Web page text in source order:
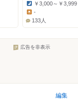
Dinner:
￥3,000～￥3,999
-
133人
広告を非表示
編集